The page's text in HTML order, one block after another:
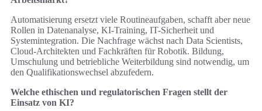
Automatisierung ersetzt viele Routineaufgaben, schafft aber neue
Rollen in Datenanalyse, KI-Training, IT-Sicherheit und
Systemintegration. Die Nachfrage wächst nach Data Scientists,
Cloud-Architekten und Fachkräften für Robotik. Bildung,
Umschulung und betriebliche Weiterbildung sind notwendig, um
den Qualifikationswechsel abzufedern.
Welche ethischen und regulatorischen Fragen stellt der
Einsatz von KI?